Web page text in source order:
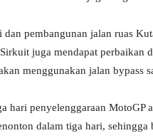
dan pembangunan jalan ruas
juga mendapat perbaikan
menggunakan jalan bypass
hari penyelenggaraan
dalam tiga hari,